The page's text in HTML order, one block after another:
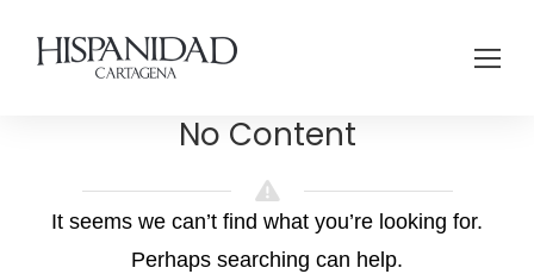
No Content
It seems we can’t find what you’re looking for.
Perhaps searching can help.